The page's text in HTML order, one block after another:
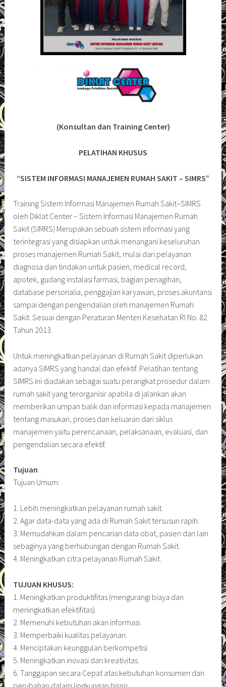
(Konsultan dan Training Center)
PELATIHAN KHUSUS
“SISTEM INFORMASI MANAJEMEN RUMAH SAKIT – SIMRS”
Training Sistem Informasi Manajemen Rumah Sakit–SIMRS
oleh Diklat Center – Sistem Informasi Manajemen Rumah
Sakit (SIMRS) Merupakan sebuah sistem informasi yang
terintegrasi yang disiapkan untuk menangani keseluruhan
proses manajemen Rumah Sakit, mulai dari pelayanan
diagnosa dan tindakan untuk pasien, medical record,
apotek, gudang instalasi farmasi, bagian penagihan,
database personalia, penggajian karyawan, proses akuntansi
sampai dengan pengendalian oleh manajemen Rumah
Sakit. Sesuai dengan Peraturan Menteri Kesehatan RI No. 82
Tahun 2013.
Untuk meningkatkan pelayanan di Rumah Sakit diperlukan
adanya SIMRS yang handal dan efektif. Pelatihan tentang
SIMRS ini diadakan sebagai suatu perangkat prosedur dalam
rumah sakit yang terorganisir apabila di jalankan akan
memberikan umpan balik dan informasi kepada manajemen
tentang masukan, proses dan keluaran dari siklus
manajemen yaitu perencanaan, pelaksanaan, evaluasi, dan
pengendalian secara efektif.
Tujuan
Tujuan Umum:
1. Lebih meningkatkan pelayanan rumah sakit.
2. Agar data-data yang ada di Rumah Sakit tersusun rapih.
3. Memudahkan dalam pencarian data obat, pasien dan lain
sebaginya yang berhubungan dengan Rumah Sakit.
4. Meningkatkan citra pelayanan Rumah Sakit.
TUJUAN KHUSUS:
1. Meningkatkan produktifitas (mengurangi biaya dan
meningkatkan efektifitas).
2. Memenuhi kebutuhan akan informasi.
3. Memperbaiki kualitas pelayanan.
4. Menciptakan keunggulan berkompetisi.
5. Meningkatkan inovasi dan kreativitas.
6. Tanggapan secara Cepat atas kebutuhan konsumen dan